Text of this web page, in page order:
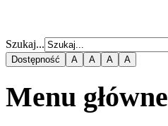
Szukaj...
Dostępność A A A A
Menu główne